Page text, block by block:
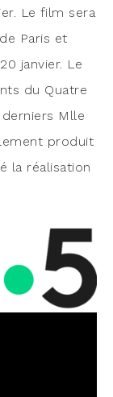
Le film sera
Paris et
jan­vier. Le
du Quatre
Mlle
pro­duit
la réa­li­sa­tion